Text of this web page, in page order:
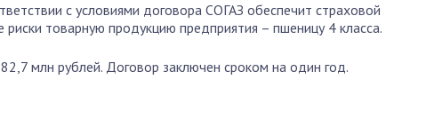
с условиями договора СОГАЗ обеспечит страховой
товарную продукцию предприятия – пшеницу 4 класса.
млн рублей. Договор заключен сроком на один год.